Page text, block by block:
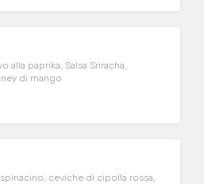
alla paprika, Salsa Sriracha,
di mango
ceviche di cipolla rossa,